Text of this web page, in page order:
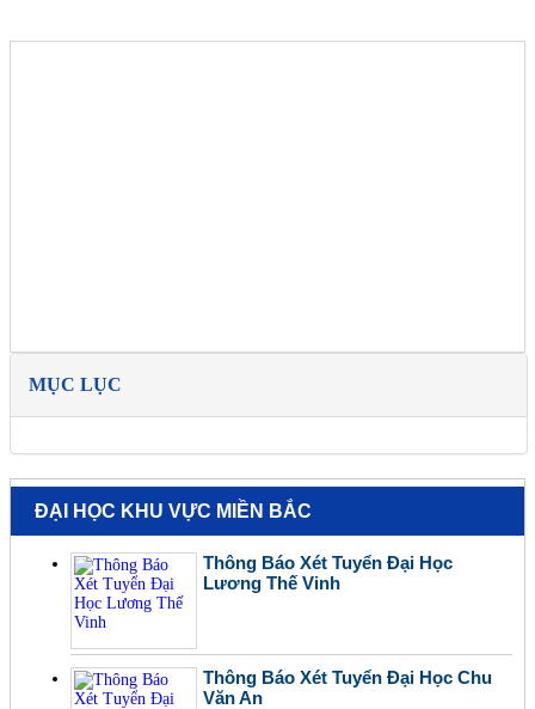
MỤC LỤC
ĐẠI HỌC KHU VỰC MIỀN BẮC
Thông Báo Xét Tuyển Đại Học
Lương Thế Vinh
Thông Báo Xét Tuyển Đại Học Chu
Văn An